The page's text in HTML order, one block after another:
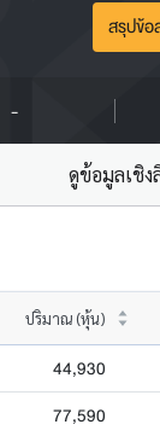
สรุปข้อ
-
ดูข้อมูลเชิง
ปริมาณ (หุ้น)
44,930
77,590